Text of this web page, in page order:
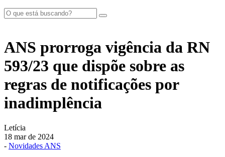
ANS prorroga vigência da RN
593/23 que dispõe sobre as
regras de notificações por
inadimplência
Letícia
18 mar de 2024
- Novidades ANS